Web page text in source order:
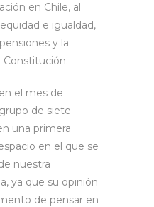
en Chile, al
e igualdad,
y la
Constitución.
el mes de
de siete
una primera
en el que se
nuestra
ya que su opinión
de pensar en